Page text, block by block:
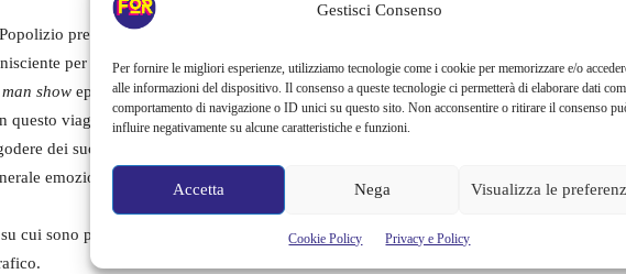
Gestisci Consenso
Per fornire le migliori esperienze, utilizziamo tecnologie come i cookie per memorizzare e/o
alle informazioni del dispositivo. Il consenso a queste tecnologie ci permetterà di elaborare dati
comportamento di navigazione o ID unici su questo sito. Non acconsentire o ritirare il consenso
influire negativamente su alcune caratteristiche e funzioni.
Accetta Nega Visualizza le
Cookie Policy Privacy e Policy
presta corpo e voce è firmato da Emanuele Trevi.
per raccontare la più devastante migrazione di contadini della storia
show epico e lirico, realista e visionario, drammatico e ironico.
questo viaggio di migranti, a fare da contrappunto sonoro e da
dei suoni dal vivo del percussionista Giovanni Lo Cascio che in modo
emozione data dalla messa in scena.
cui sono proiettati artwork e foto d’epoca in bianco e nero donano un